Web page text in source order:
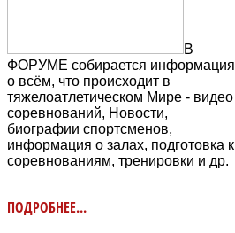
В
ФОРУМЕ собирается информация
о всём, что происходит в
тяжелоатлетическом Мире - видео
соревнований, Новости,
биографии спортсменов,
информация о залах, подготовка к
соревнованиям, тренировки и др.
ПОДРОБНЕЕ...